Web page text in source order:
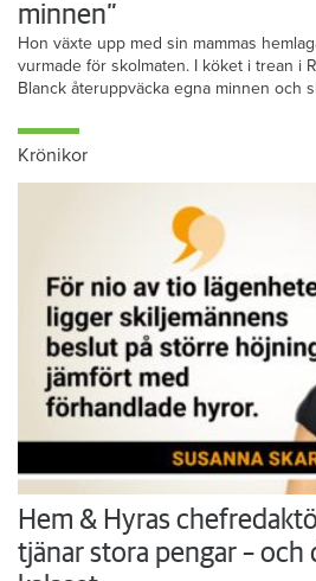
minnen”
Hon växte upp med sin mammas
vurmade för skolmaten. I köket i trean i
Blanck återuppväcka egna minnen och
Krönikor
Hem & Hyras
tjänar stora pengar – och